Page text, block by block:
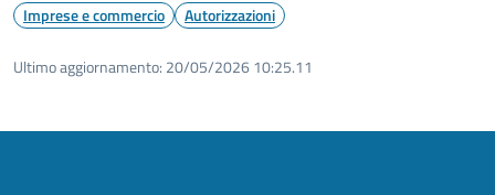
Imprese e commercio Autorizzazioni
Ultimo aggiornamento: 20/05/2026 10:25.11